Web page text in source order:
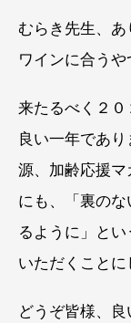
むらき先生、あ
ワインに合うや
来たるべく２０
良い一年であ
源、加齢応援
にも、「裏の
るように」と
いただくことに
どうぞ皆様、良